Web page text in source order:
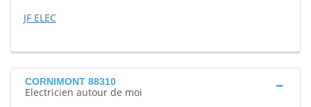
JF ELEC
CORNIMONT 88310
Electricien autour de moi